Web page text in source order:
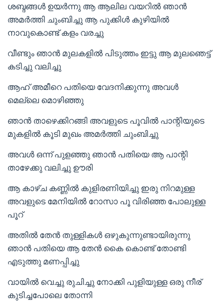
ശബ്ദങ്ങൾ ഉയർന്നു ആ ആലില വയറിൽ ഞാൻ
അമർത്തി ചുംബിച്ചു ആ പുക്കിൾ കുഴിയിൽ
നാവുകൊണ്ട് കളം വരച്ചു
വീണ്ടും ഞാൻ മുലകളിൽ പിടുത്തം ഇട്ടു ആ മുലഞെട്ട്
കടിച്ചു വലിച്ചു
ആഹ് അമീറെ പതിയെ വേദനിക്കുന്നു അവൾ
മെല്ലെ മൊഴിഞ്ഞു
ഞാൻ താഴെക്കിറങ്ങി അവളുടെ പൂവിൽ പാന്റിയുടെ
മുകളിൽ കൂടി മുഖം അമർത്തി ചുംബിച്ചു
അവൾ ഒന്ന് പുളഞ്ഞു ഞാൻ പതിയെ ആ പാന്റി
താഴേക്കു വലിച്ചു ഊരി
ആ കാഴ്ച കണ്ണിൽ കുളിരണിയിച്ചു ഇരു നിറമുള്ള
അവളുടെ മേനിയിൽ റോസാ പൂ വിരിഞ്ഞ പോലുള്ള
പൂറ്
അതിൽ തേൻ തുള്ളികൾ ഒഴുകുന്നുണ്ടായിരുന്നു
ഞാൻ പതിയെ ആ തേൻ കൈ കൊണ്ട് തോണ്ടി
എടുത്തു മണപ്പിച്ചു
വായിൽ വെച്ചു രുചിച്ചു നോക്കി പുളിയുള്ള ഒരു നീര്
കുടിച്ചപോലെ തോന്നി